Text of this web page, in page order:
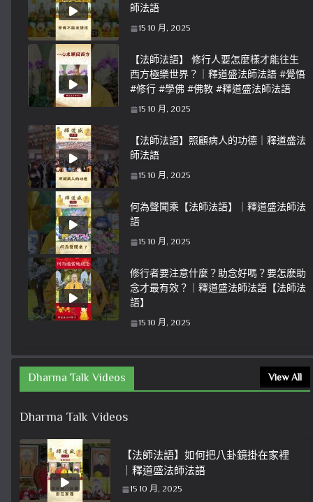
師法語
15 10 月, 2025
【法師法語】 修行人要怎麼樣才能往生
西方極樂世界？｜釋道盛法師法語 #覺悟
#修行 #學佛 #佛教 #釋道盛法師法語
15 10 月, 2025
【法師法語】照顧病人的功德｜釋道盛法
師法語
15 10 月, 2025
何為聲聞乘【法師法語】｜釋道盛法師法
語
15 10 月, 2025
修行者要注意什麼？助念好嗎？要怎麽助
念才最有效？｜釋道盛法師法語【法師法
語】
15 10 月, 2025
Dharma Talk Videos View All
Dharma Talk Videos
【法師法語】如何把八卦鏡掛在家裡
｜釋道盛法師法語
15 10 月, 2025